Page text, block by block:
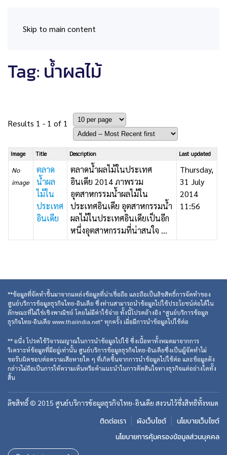
Skip to main content
Tag: น้ำผลไม้
Results 1 - 1 of 1
Image Title Description Last updated
No
image
ตลาด
น้ำผล
ไม้ใน
ประเทศ
อินเดีย
ตลาดน้ำผลไม้ในประเทศ
อินเดีย 2014 ภาพรวม
อุตสาหกรรมน้ำผลไม้ใน
ประเทศอินเดีย อุตสาหกรรมน้ำ
ผลไม้ในประเทศอินเดียเป็นอีก
หนึ่งอุตสาหกรรมที่น่าสนใจ ...
Thursday,
31 July
2014
11:56
**ข้อมูลที่จัดทำขึ้นมาจากแหล่งข้อมูลที่น่าเชื่อถือ และถือเป็นลิขสิทธิ์การจัดทำของ
ศูนย์บริการข้อมูลธุรกิจไทย-อินเดีย ซึ่งท่านสามารถนำข้อมูลไปใช้ประโยชน์ต่อได้ใน
ลักษณะที่ไม่ใช่เชิงพาณิชย์ โดยไม่มีค่าใช้จ่าย ทั้งนี้โปรดอ้างอิง "ศูนย์บริการข้อมูล
ธุรกิจไทย-อินเดีย www.thaiindia.net" ทุกครั้ง เมื่อมีการนำข้อมูลไปใช้ต่อ
** อนึ่ง โปรดใช้วิจารณญาณในการนำข้อมูลไปใช้ ซึ่งเนื้อหาทั้งหมดมาจากการ
วิเคราะห์ข้อมูลที่มีอยู่เท่านั้น ศูนย์บริการข้อมูลธุรกิจไทย-อินเดียซึ่งเป็นผู้จัดทำไม่
ขอรับผิดชอบต่อความเสียหายใด ๆ ที่เกิดขึ้นจากการนำข้อมูลไปใช้ต่อ และข้อมูลดัง
กล่าวไม่ถือเป็นการให้ความเห็นหรือคำแนะนำในการตัดสินใจทางธุรกิจแต่อย่างใดทั้ง
สิ้น
ลิขสิทธิ์ © 2015 ศูนย์บริการข้อมูลธุรกิจไทย-อินเดีย สงวนไว้ซึ่งสิทธิทั้งหมด
ติดต่อเรา ผังเว็บไซต์
นโยบายเว็บไซต์
นโยบายการคุ้มครองข้อมูลส่วนบุคคล